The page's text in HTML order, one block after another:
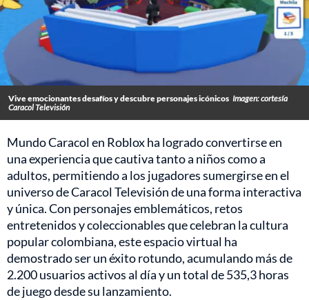
Vive emocionantes desafíos y descubre personajes icónicos Imagen: cortesía
Caracol Televisión
Mundo Caracol en Roblox ha logrado convertirse en
una experiencia que cautiva tanto a niños como a
adultos, permitiendo a los jugadores sumergirse en el
universo de Caracol Televisión de una forma interactiva
y única. Con personajes emblemáticos, retos
entretenidos y coleccionables que celebran la cultura
popular colombiana, este espacio virtual ha
demostrado ser un éxito rotundo, acumulando más de
2.200 usuarios activos al día y un total de 535,3 horas
de juego desde su lanzamiento.